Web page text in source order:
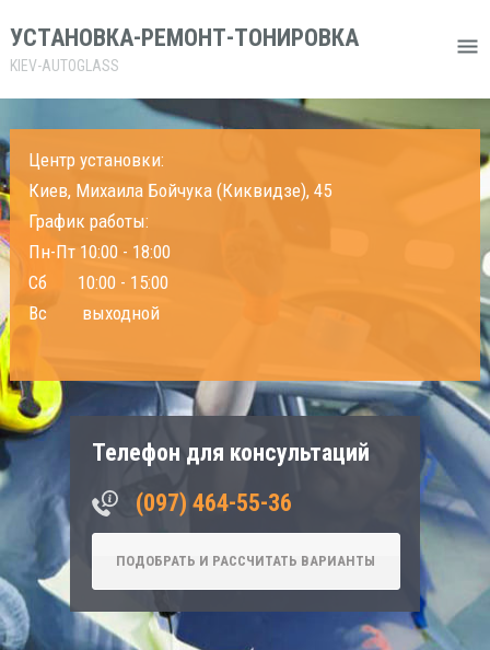
УСТАНОВКА-РЕМОНТ-ТОНИРОВКА
KIEV-AUTOGLASS
Центр установки:
Киев, Михаила Бойчука (Киквидзе), 45
График работы:
Пн-Пт 10:00 - 18:00
Сб 10:00 - 15:00
Вс выходной
Телефон для консультаций
‎(097) 464-55-36
ПОДОБРАТЬ И РАССЧИТАТЬ ВАРИАНТЫ